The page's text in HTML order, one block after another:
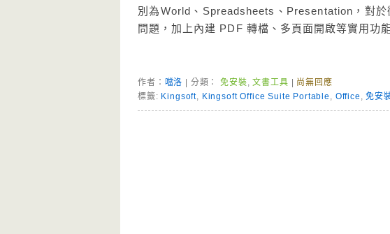
別為World、Spreadsheets、Presentation，對
問題，加上內建 PDF 轉檔、多頁面開啟等實用功
作者： 噹洛 | 分類：免安裝,文書工具
尚無回應
標籤: Kingsoft, Kingsoft Office Suite Portable , Office ,免安